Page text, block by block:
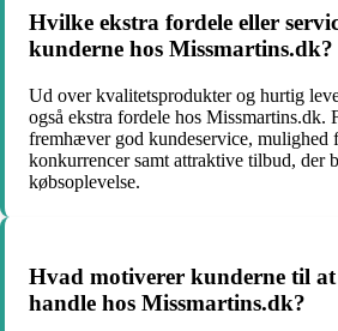
Hvilke ekstra fordele eller
kunderne hos Missmartins.dk?
Ud over kvalitetsprodukter og hurtig
også ekstra fordele hos Missmartins.dk.
fremhæver god kundeservice, mulighed
konkurrencer samt attraktive tilbud, der
købsoplevelse.
Hvad motiverer kunderne til at
handle hos Missmartins.dk?